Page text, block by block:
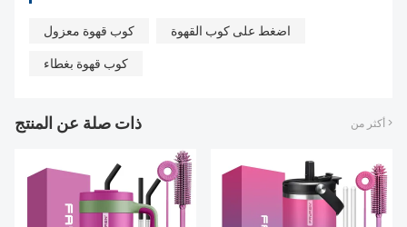
كوب قهوة معزول
اضغط على كوب القهوة
كوب قهوة بغطاء
ذات صلة عن المنتج أكثر من >